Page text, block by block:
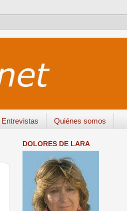
Entrevistas Quiénes somos
DOLORES DE LARA